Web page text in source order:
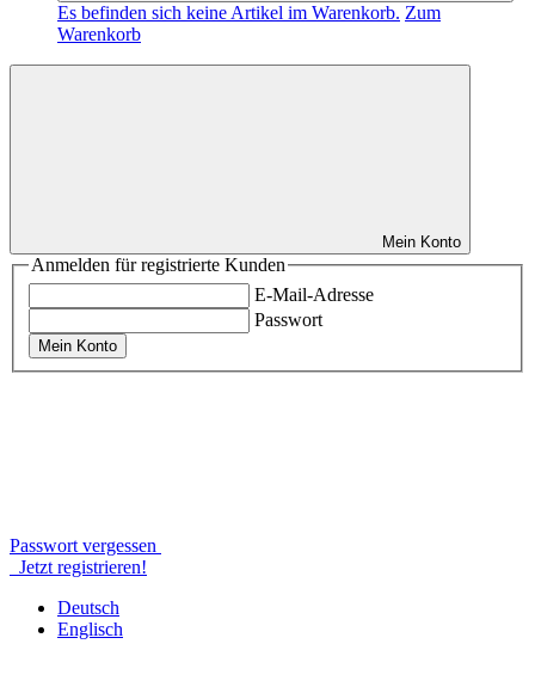
Es befinden sich keine Artikel im Warenkorb. Zum
Warenkorb
Mein Konto
Anmelden für registrierte Kunden
E-Mail-Adresse
Passwort
Mein Konto
Passwort vergessen
Jetzt registrieren!
Deutsch
Englisch